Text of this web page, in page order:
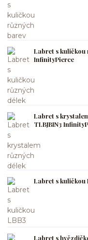
Labret s kuličkou
InfinityPierce
Labret s
TLBJBIN3
Labret s kuličkou
Labret s